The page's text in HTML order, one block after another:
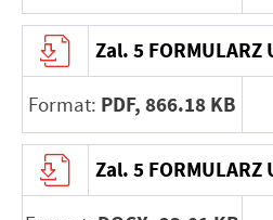
Zal. 5 FORMULARZ
Format: PDF, 866.18 KB
Zal. 5 FORMULARZ